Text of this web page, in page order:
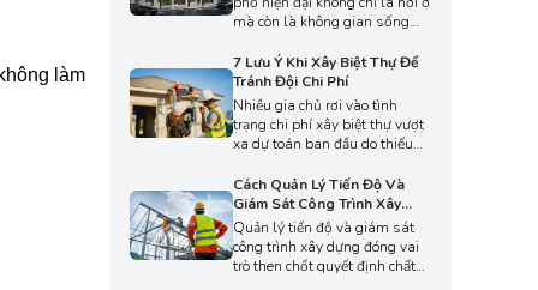
làm
và ứng dụng thực tế để đưa ra
quyết định tối ưu.
mà còn là không gian sống
mỹ. Hãy cùng An Phát khám
phá những xu hướng thiết kế
nổi bật để bạn tối ưu không
gian, nâng cao tiện nghi và tạo
nên ngôi nhà lý tưởng theo
phong cách hiện đại qua bài
viết này.
7 Lưu Ý Khi Xây Biệt Thự Để
Tránh Đội Chi Phí
Nhiều gia chủ rơi vào tình
trạng chi phí xây biệt thự vượt
xa dự toán ban đầu do thiếu
ngân sách chưa chặt chẽ. Hãy
cùng An Phát tìm hiểu 7 lưu ý
quan trọng khi xây biệt thự
giúp bạn đảm bảo công trình
được triển khai hiệu quả, và
phù hợp ngân sách đề ra qua
Cách Quản Lý Tiến Độ Và
Giám Sát Công Trình Xây
Dựng Hiệu Quả
Quản lý tiến độ và giám sát
công trình xây dựng đóng vai
trò then chốt quyết định chất